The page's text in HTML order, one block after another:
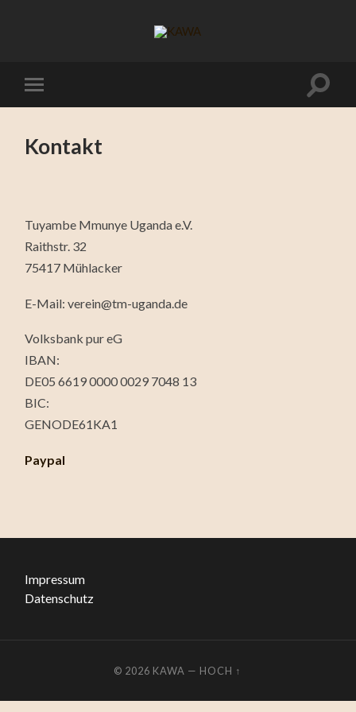
Kontakt
Tuyambe Mmunye Uganda e.V.
Raithstr. 32
75417 Mühlacker
E-Mail: verein@tm-uganda.de
Volksbank pur eG
IBAN:
DE05 6619 0000 0029 7048 13
BIC:
GENODE61KA1
Paypal
Impressum
Datenschutz
© 2026 KAWA — HOCH ↑